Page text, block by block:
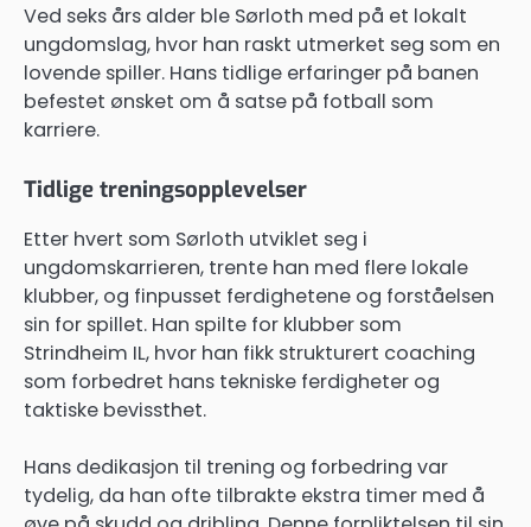
Ved seks års alder ble Sørloth med på et lokalt
ungdomslag, hvor han raskt utmerket seg som en
lovende spiller. Hans tidlige erfaringer på banen
befestet ønsket om å satse på fotball som
karriere.
Tidlige treningsopplevelser
Etter hvert som Sørloth utviklet seg i
ungdomskarrieren, trente han med flere lokale
klubber, og finpusset ferdighetene og forståelsen
sin for spillet. Han spilte for klubber som
Strindheim IL, hvor han fikk strukturert coaching
som forbedret hans tekniske ferdigheter og
taktiske bevissthet.
Hans dedikasjon til trening og forbedring var
tydelig, da han ofte tilbrakte ekstra timer med å